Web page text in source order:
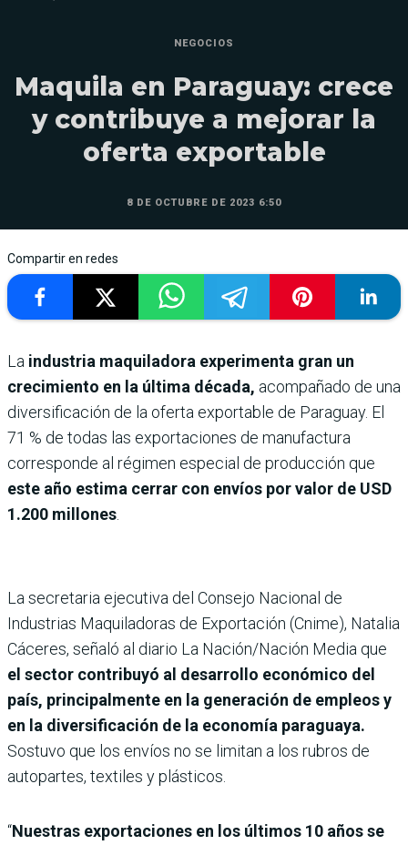
NEGOCIOS
Maquila en Paraguay: crece
y contribuye a mejorar la
oferta exportable
8 DE OCTUBRE DE 2023 6:50
Compartir en redes
La industria maquiladora experimenta gran un
crecimiento en la última década, acompañado de una
diversificación de la oferta exportable de Paraguay. El
71 % de todas las exportaciones de manufactura
corresponde al régimen especial de producción que
este año estima cerrar con envíos por valor de USD
1.200 millones
La secretaria ejecutiva del Consejo Nacional de
Industrias Maquiladoras de Exportación (Cnime), Natalia
Cáceres, señaló al diario La Nación/Nación Media que
el sector contribuyó al desarrollo económico del
país, principalmente en la generación de empleos y
en la diversificación de la economía paraguaya.
Sostuvo que los envíos no se limitan a los rubros de
autopartes, textiles y plásticos.
“Nuestras exportaciones en los últimos 10 años se